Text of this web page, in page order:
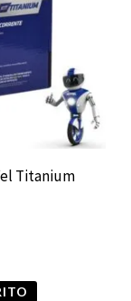
Titanium